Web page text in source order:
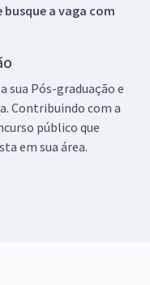
a vaga com
sua Pós-graduação e
Contribuindo com a
público que
em sua área.